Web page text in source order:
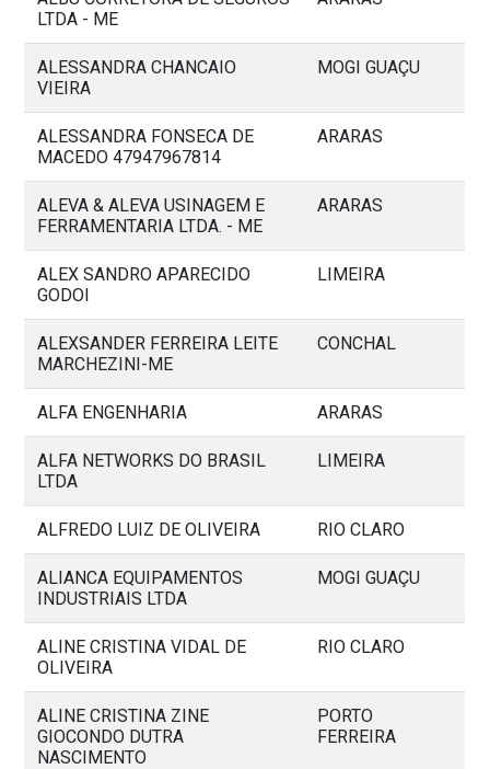
LTDA - ME
ALESSANDRA CHANCAIO
VIEIRA
MOGI GUAÇU
ALESSANDRA FONSECA DE
MACEDO 47947967814
ARARAS
ALEVA & ALEVA USINAGEM E
FERRAMENTARIA LTDA. - ME
ARARAS
ALEX SANDRO APARECIDO
GODOI
LIMEIRA
ALEXSANDER FERREIRA LEITE
MARCHEZINI-ME
CONCHAL
ALFA ENGENHARIA ARARAS
ALFA NETWORKS DO BRASIL
LTDA
LIMEIRA
ALFREDO LUIZ DE OLIVEIRA RIO CLARO
ALIANCA EQUIPAMENTOS
INDUSTRIAIS LTDA
MOGI GUAÇU
ALINE CRISTINA VIDAL DE
OLIVEIRA
RIO CLARO
ALINE CRISTINA ZINE
GIOCONDO DUTRA
NASCIMENTO
PORTO
FERREIRA